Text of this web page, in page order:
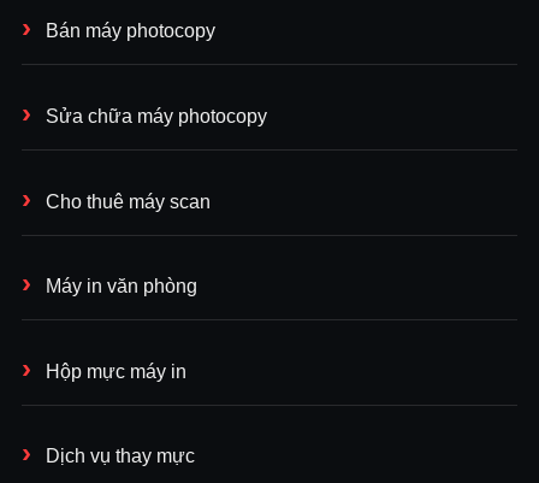
Bán máy photocopy
Sửa chữa máy photocopy
Cho thuê máy scan
Máy in văn phòng
Hộp mực máy in
Dịch vụ thay mực